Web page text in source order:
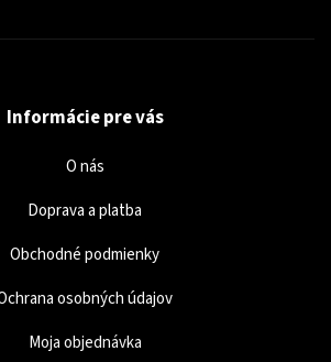
Informácie pre vás
O nás
Doprava a platba
Obchodné podmienky
osobných údajov
Moja objednávka